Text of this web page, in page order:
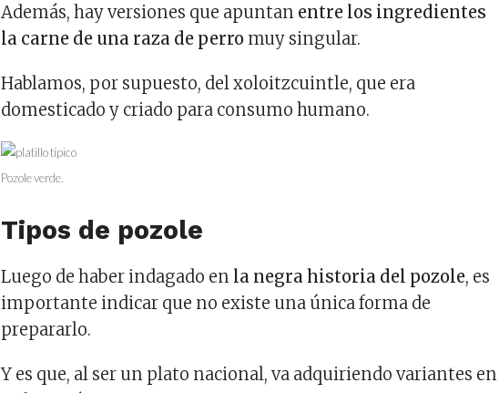
Además, hay versiones que apuntan entre los ingredientes
la carne de una raza de perro muy singular.
Hablamos, por supuesto, del xoloitzcuintle, que era
domesticado y criado para consumo humano.
Pozole verde.
Tipos de pozole
Luego de haber indagado en la negra historia del pozole, es
importante indicar que no existe una única forma de
prepararlo.
Y es que, al ser un plato nacional, va adquiriendo variantes en